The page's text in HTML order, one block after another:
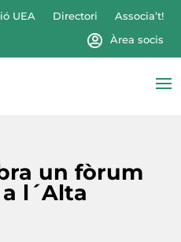
UEA Directori
Associa’t!
Àrea socis
un fòrum
l´Alta